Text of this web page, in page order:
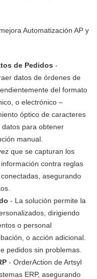
Automatización AP y
de Pedidos -
datos de órdenes de
del formato
o electrónico –
óptico de caracteres
para obtener
manual.
que se capturan los
contra reglas
asegurando
- La solución permite la
dirigiendo
o personal
o acción adicional.
pedidos sin problemas.
- OrderAction de Artsyl
ERP, asegurando